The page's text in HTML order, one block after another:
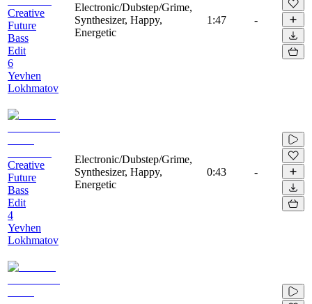
Creative
Future
Bass
Edit
6
Yevhen
Lokhmatov
Electronic/Dubstep/Grime,
Synthesizer, Happy,
Energetic
1:47 -
Creative
Future
Bass
Edit
4
Yevhen
Lokhmatov
Electronic/Dubstep/Grime,
Synthesizer, Happy,
Energetic
0:43 -